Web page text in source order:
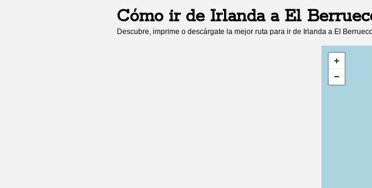
Cómo ir de Irlandaa El
Descubre, imprime o descárgate la mejor ruta para ir de Irlanda a El